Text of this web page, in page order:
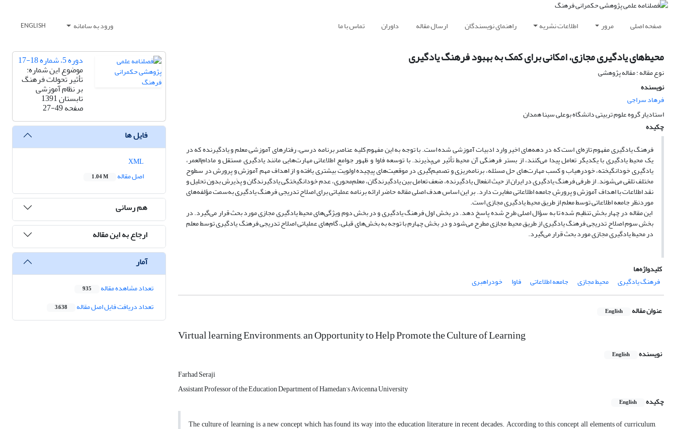
صفحه اصلی مرور اطلاعات نشریه راهنمای نویسندگان ارسال مقاله داوران تماس با ما ورود به سامانه ENGLISH
محیط‌های یادگیری مجازی، امکانی برای کمک به بهبود فرهنگ یادگیری
نوع مقاله : مقاله پژوهشی
نویسنده
فرهاد سراجی
استادیار گروه علوم تربیتی دانشگاه بوعلی سینا همدان
چکیده
فرهنگ یادگیری مفهوم تازه‌ای است که در دهه‌های اخیر وارد ادبیات آموزشی شده است. با توجه به این مفهوم کلیه عناصر برنامه درسی، رفتارهای آموزشی معلم و یادگیرنده که در
یک محیط یادگیری با یکدیگر تعامل پیدا می‌کنند، از بستر فرهنگی آن محیط تأثیر می‌پذیرند. با توسعه فاوا و ظهور جوامع اطلاعاتی مهارت‌هایی مانند یادگیری مستقل و مادام‌العمر،
یادگیری خودانگیخته، خودرهیاب و کسب مهارت‌های حل مسئله، برنامه‌ریزی و تصمیم‌گیری در موقعیت‌های پیچیده اولویت بیشتری یافته و از اهداف مهم آموزش و پرورش در سطوح
مختلف تلقی می‌شوند. از طرفی فرهنگ یادگیری در ایران از حیث انفعال یادگیرنده، ضعف تعامل بین یادگیرندگان، معلم‌محوری، عدم خودانگیختگی یادگیرندگان و پذیرش بدون تحلیل و
نقد اطلاعات با اهداف آموزش و پرورشِ جامعه اطلاعاتی مغایرت دارد. بر این اساس هدف اصلی مقاله حاضر ارائه برنامه عملیاتی برای اصلاح تدریجی فرهنگ یادگیری به‌سمت مؤلفه‌های
موردنظر جامعه اطلاعاتی توسط معلم از طریق محیط یادگیری مجازی است.
این مقاله در چهار بخش تنظیم شده تا به سؤال اصلی طرح شده پاسخ دهد. در بخش اول فرهنگ یادگیری و در بخش دوم ویژگی‌های محیط یادگیری مجازی مورد بحث قرار می‌گیرد. در
بخش سوم اصلاح تدریجی فرهنگ یادگیری از طریق محیط مجازی مطرح می‌شود و در بخش چهارم با توجه به بخش‌های قبلی، گام‌های عملیاتی اصلاح تدریجی فرهنگ یادگیری توسط معلم
در محیط یادگیری مجازی مورد بحث قرار می‌گیرد.
کلیدواژه‌ها
فرهنگ یادگیری
محیط مجازی جامعه اطلاعاتی فاوا خودراهبری
عنوان مقاله English
Virtual learning Environments, an Opportunity to Help Promote the Culture of Learning
نویسنده English
Farhad Seraji
Assistant Professor of the Education Department of Hamedan’s Avicenna University
چکیده
English
The culture of learning is a new concept which has found its way into the education literature in recent decades. According to this concept all elements of curriculum,
دوره 5، شماره 18-17
موضوع این شماره:
تأثیر تحولات فرهنگ
بر نظام آموزشی
تابستان 1391
صفحه27-49
فایل ها
اصل مقاله
1.04 M
هم رسانی
ارجاع به این مقاله
آمار
تعداد مشاهده مقاله 935
تعداد دریافت فایل اصل مقاله 3,638